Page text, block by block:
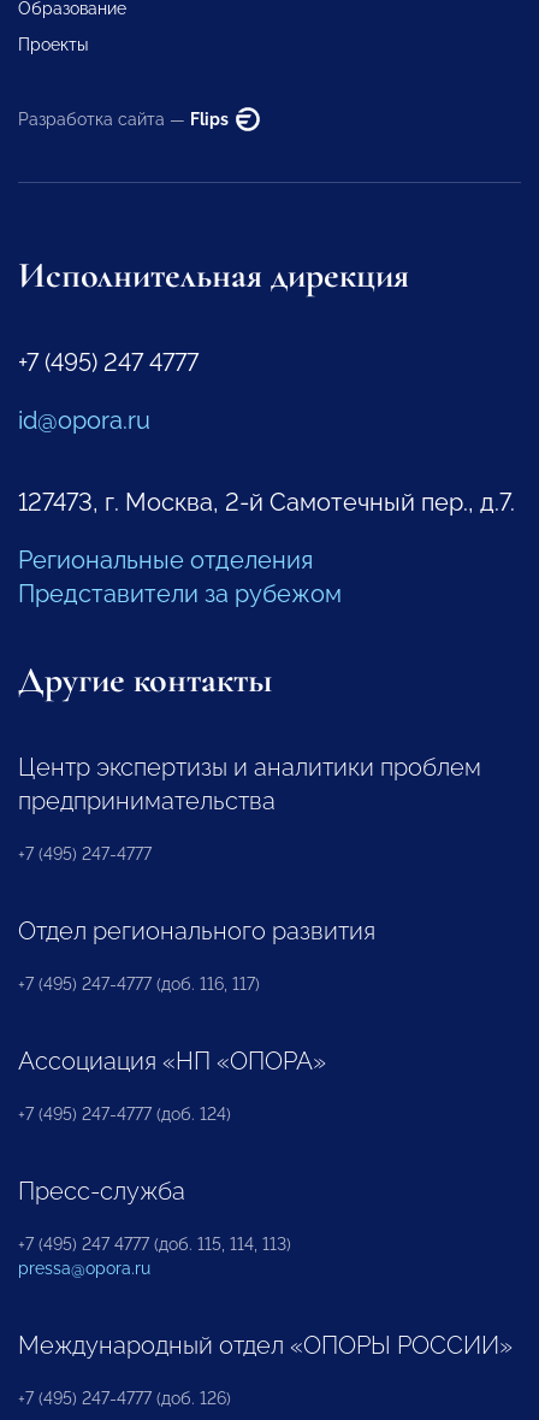
Образование
Проекты
Разработка сайта — Flips
Исполнительная дирекция
+7 (495) 247 4777
id@opora.ru
127473, г. Москва, 2-й Самотечный пер., д.7.
Региональные отделения
Представители за рубежом
Другие контакты
Центр экспертизы и аналитики проблем
предпринимательства
+7 (495) 247-4777
Отдел регионального развития
+7 (495) 247-4777 (доб. 116, 117)
Ассоциация «НП «ОПОРА»
+7 (495) 247-4777 (доб. 124)
Пресс-служба
+7 (495) 247 4777 (доб. 115, 114, 113)
pressa@opora.ru
Международный отдел «ОПОРЫ РОССИИ»
+7 (495) 247-4777 (доб. 126)